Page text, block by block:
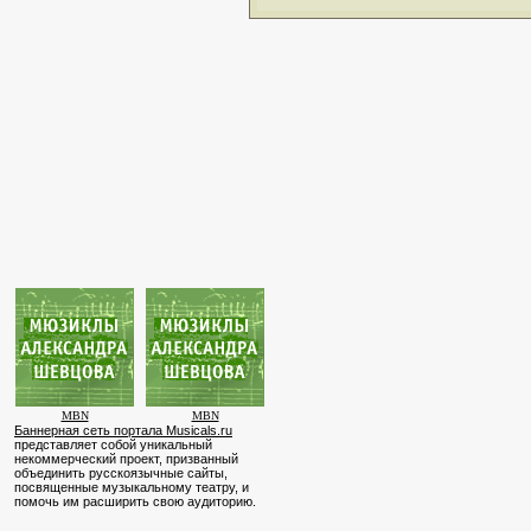
MBN MBN
Баннерная сеть портала Musicals.ru
представляет собой уникальный
некоммерческий проект, призванный
объединить русскоязычные сайты,
посвященные музыкальному театру, и
помочь им расширить свою аудиторию.